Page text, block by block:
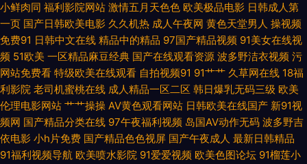
电影网 AV大逼网站 日本69式视频 成人电影香蕉视频 伊人伊人网 久久综合
久久 91熊猫tv网页 欧美性精品 超碰99热9 午夜欧美伦 激情综合网淫淫网 91
福利老司机 老司机午夜网 变态另类欧美 五月婷婷不卡网 韩日有码 91狼友社
欧美野外性V 超碰超超超在线 午夜福利404 激情伊人22 91海角 欧美啪在线
wwww国产 无码影城 狠狠撸视频网 91tv蜜桃 老司机综合网 97资源总站 色
小鲜肉同 福利影院网站 激情五月天色色 欧美极品电影 日韩成人第
一页 国产日韩欧美电影 久久机热 成人午夜网 黄色天堂男人 操视频
免费91 日韩中文在线 精品中的精品 97国产精品视频 91美女在线视
频 51欧美 一区精品麻豆经典 国产在线观看资源 波多野洁衣视频 污
网站免费看 特级欧美在线观看 自拍视频91 91艹艹 久草网在线 18福
利影院 老司机蜜桃在线 成人精品一区二区 韩日爆乳无码三级 欧美
伦理电影网站 艹艹操操 AV黄色观看网站 日韩欧美在线国产 新91视
频网 国产精品分类在线 97午夜福利视频 岛国AV动作无码 波多野吉
依电影 小h片免费 国产精品色色视屏 国产午夜成人 最新日韩精品
91福利视频导航 欧美喷水影院 91爱爱视频 欧美色图论坛 91榴莲小